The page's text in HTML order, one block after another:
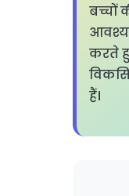
बच्चों
करते
हैं।